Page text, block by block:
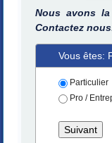
Nous avons
Contactez
Vous êtes:
Particulier
Pro /